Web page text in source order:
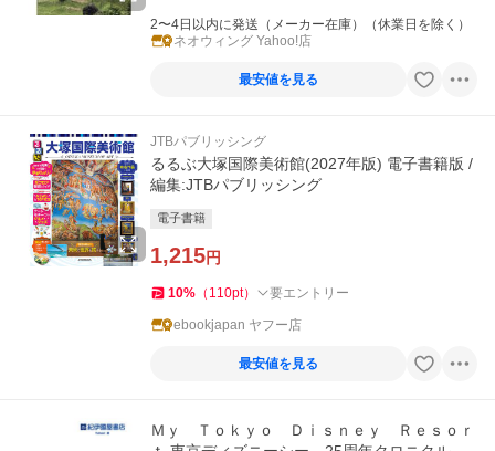
2〜4日以内に発送（メーカー在庫）（休業日を除く）
ネオウィング Yahoo!店
最安値を見る
JTBパブリッシング
るるぶ大塚国際美術館(2027年版) 電子書籍版 /
編集:JTBパブリッシング
電子書籍
1,215円
10% （ 110pt） 要エントリー
ebookjapan ヤフー店
最安値を見る
Ｍｙ Ｔｏｋｙｏ Ｄｉｓｎｅｙ Ｒｅｓｏｒ